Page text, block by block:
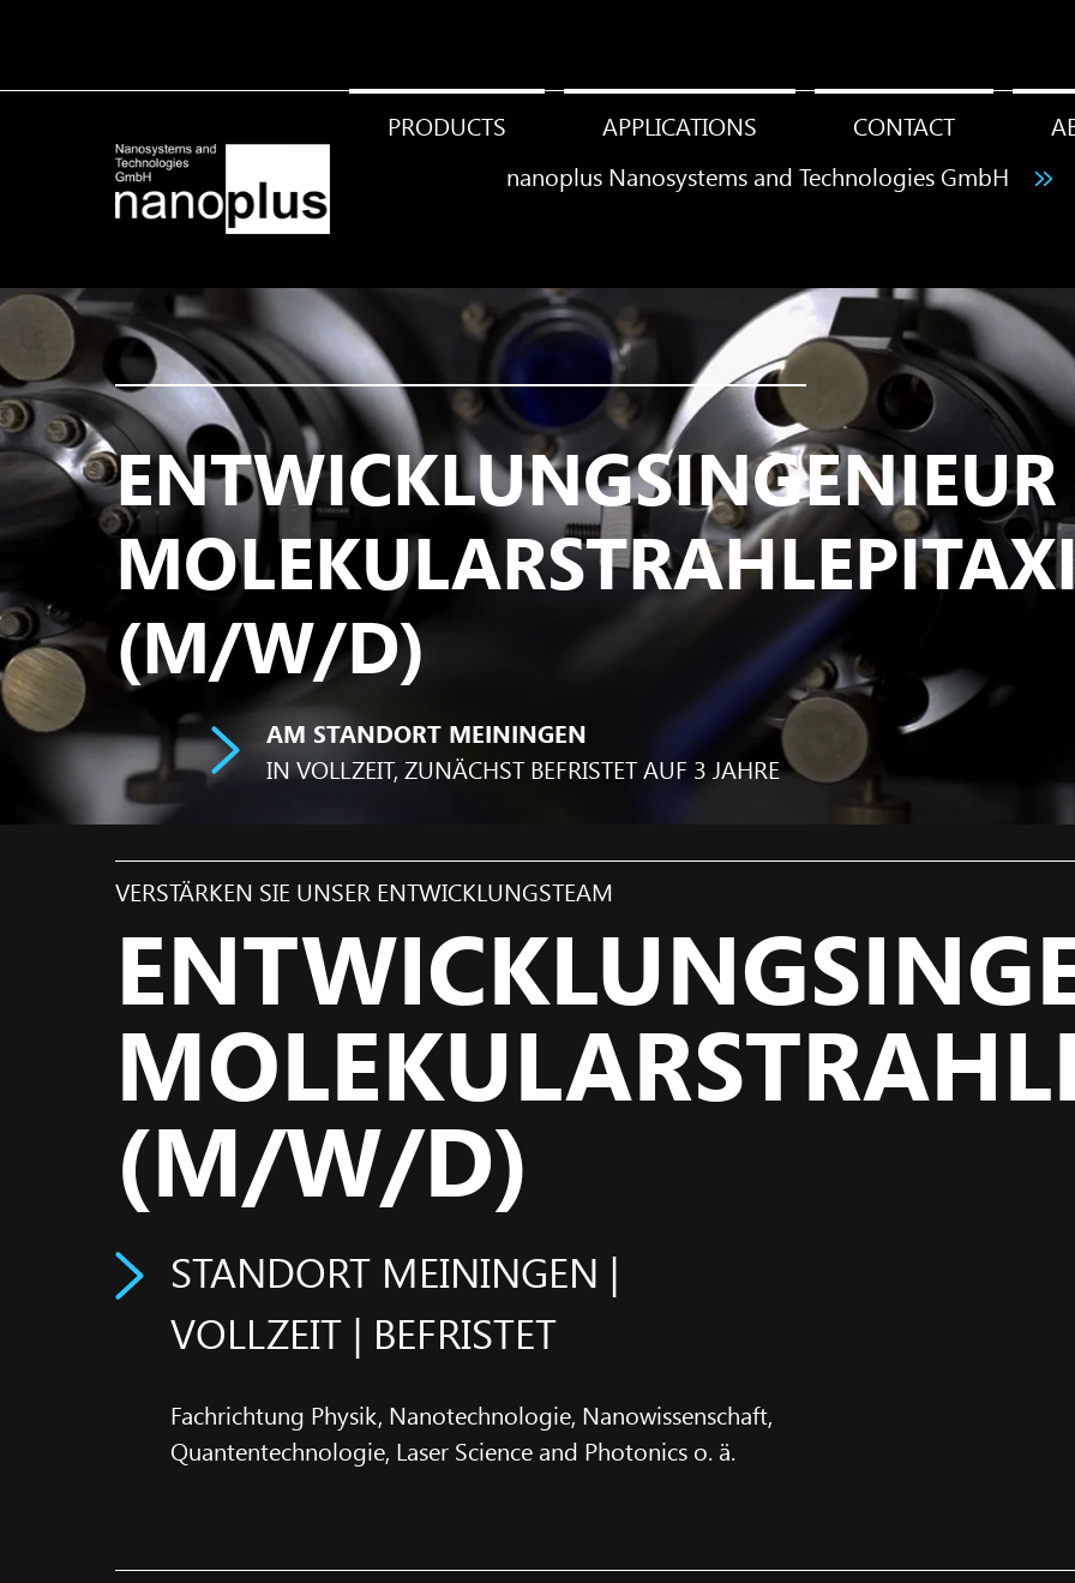
PRODUCTS APPLICATIONS CONTACT
nanoplus Nanosystems and Technologies GmbH
ENTWICKLUNGSINGENIEUR
(M/W/D)
AM STANDORT MEININGEN
IN VOLLZEIT, ZUNÄCHST BEFRISTET AUF 3 JAHRE
VERSTÄRKEN SIE UNSER ENTWICKLUNGSTEAM
(M/W/D)
STANDORT MEININGEN |
VOLLZEIT | BEFRISTET
Fachrichtung Physik, Nanotechnologie, Nanowissenschaft,
Quantentechnologie, Laser Science and Photonics o. ä.